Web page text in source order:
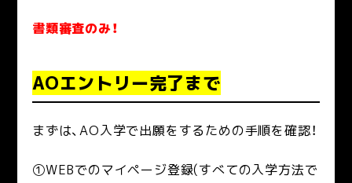
書類審査のみ！
AOエントリー完了まで
まずは、AO入学で出願をするための手順を確認！
①WEBでのマイページ登録(すべての入学方法で